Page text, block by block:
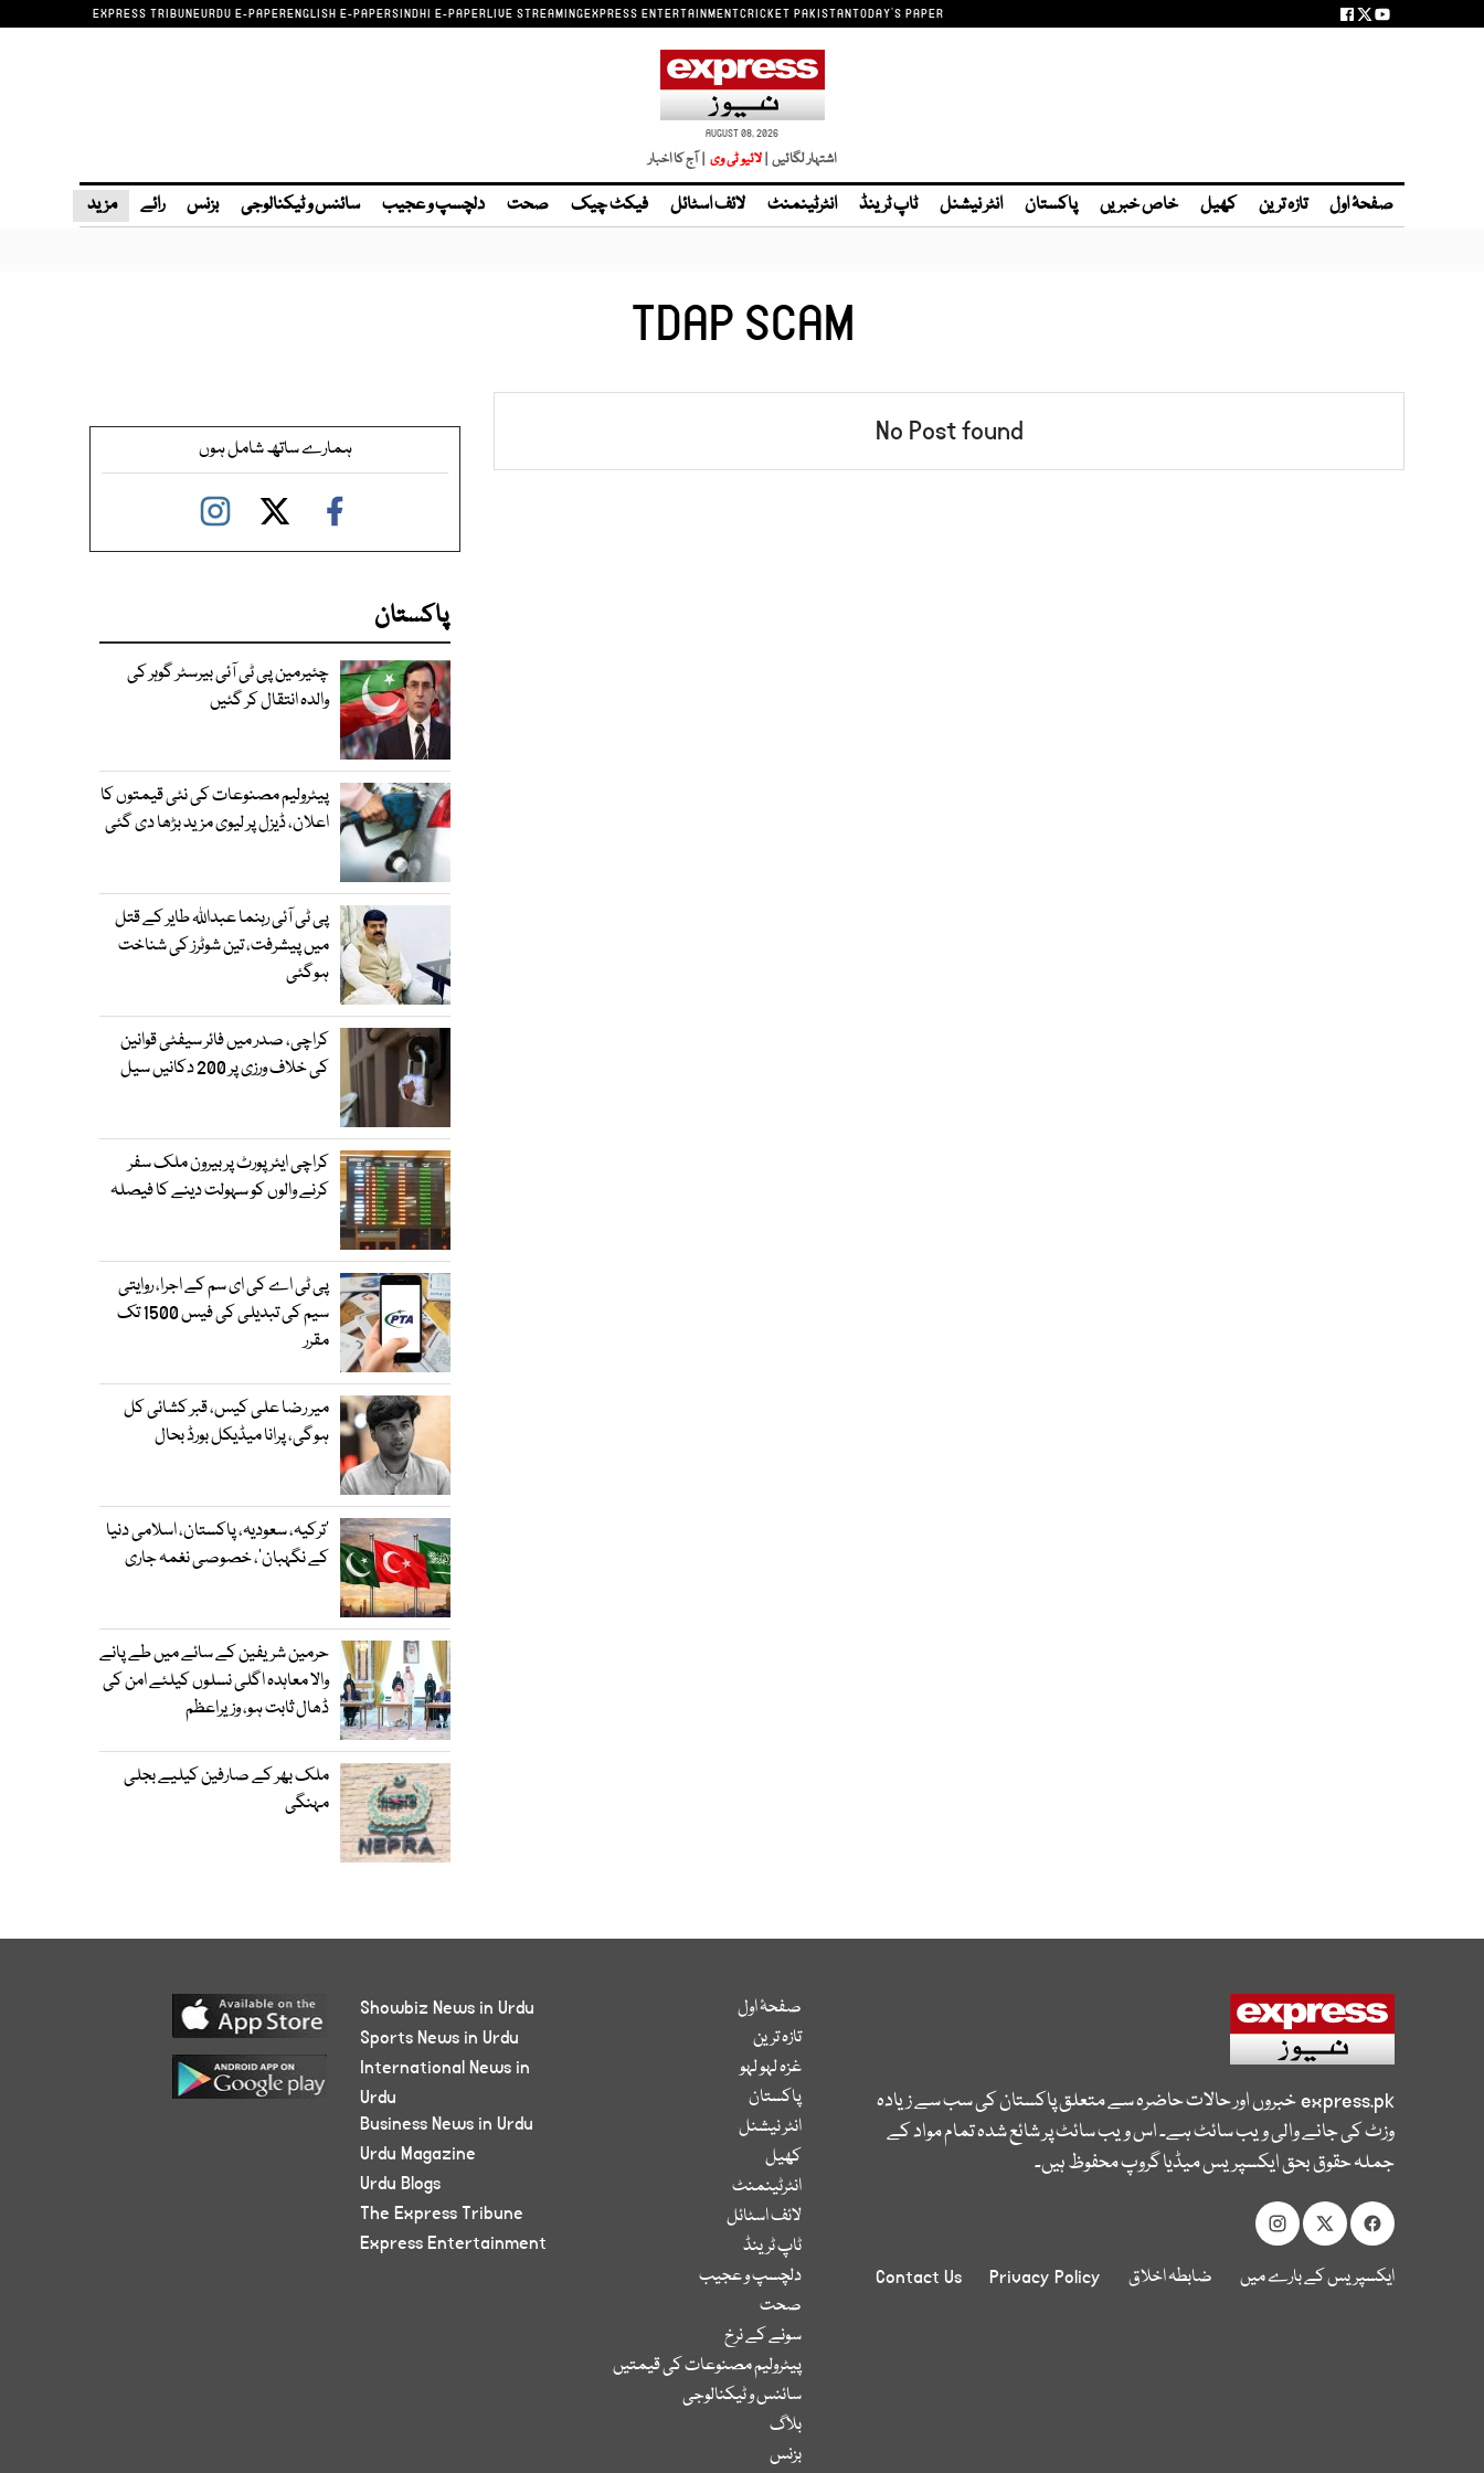
EXPRESS TRIBUNEURDU E-PAPERENGLISH E-PAPERSINDHI E-PAPERLIVE STREAMINGEXPRESS ENTERTAINMENTCRICKET PAKISTANTODAY'S PAPER
AUGUST 08, 2026
اشتہار لگائیں | | آج کا اخبار
صفحۂ اول تازہ ترین کھیل خاص خبریں پاکستان انٹر نیشنل ٹاپ ٹرینڈ انٹرٹینمنٹ لائف اسٹائل فیکٹ چیک صحت دلچسپ و عجیب سائنس و ٹیکنالوجی بزنس رائے مزید
TDAP SCAM
No Post found ہمارے ساتھ شامل ہوں
پاکستان
چئیرمین پی ٹی آئی بیرسٹر گوہر کی
والدہ انتقال کر گئیں
پیٹرولیم مصنوعات کی نئی قیمتوں کا
اعلان، ڈیزل پر لیوی مزید بڑھا دی گئی
پی ٹی آئی رہنما عبداللہ طایر کے قتل
میں پیشرفت، تین شوٹرز کی شناخت
ہوگئی
کراچی، صدر میں فائر سیفٹی قوانین
کی خلاف ورزی پر 200 دکانیں سیل
کراچی ایئرپورٹ پر بیرون ملک سفر
کرنے والوں کو سہولت دینے کا فیصلہ
پی ٹی اے کی ای سم کے اجرا، روایتی
سیم کی تبدیلی کی فیس 1500 تک
مقرر
میر رضا علی کیس، قبر کشائی کل
ہوگی، پرانا میڈیکل بورڈ بحال
‘ترکیہ، سعودیہ، پاکستان، اسلامی دنیا
کے نگہبان’، خصوصی نغمہ جاری
حرمین شریفین کے سائے میں طے پانے
والا معاہدہ اگلی نسلوں کیلئے امن کی
ڈھال ثابت ہو، وزیراعظم
ملک بھر کے صارفین کیلیے بجلی
مہنگی
express.pkخبروں اور حالات حاضرہ سے متعلق پاکستان کی سب سے زیادہ
وزٹ کی جانے والی ویب سائٹ ہے۔ اس ویب سائٹ پر شائع شدہ تمام مواد کے
جملہ حقوق بحق ایکسپریس میڈیا گروپ محفوظ ہیں۔
ایکسپریس کے بارے میں ضابطہ اخلاق Privacy Policy
Contact Us
صفحۂ اول
تازہ ترین
غزہ لہو لہو
پاکستان
انٹر نیشنل
کھیل
انٹرٹینمنٹ
لائف اسٹائل
ٹاپ ٹرینڈ
دلچسپ و عجیب
صحت
سونے کے نرخ
پیٹرولیم مصنوعات کی قیمتیں
سائنس و ٹیکنالوجی
بلاگ
بزنس
Showbiz News in Urdu
Sports News in Urdu
International News in
Urdu
Business News in Urdu
Urdu Magazine
Urdu Blogs
The Express Tribune
Express Entertainment